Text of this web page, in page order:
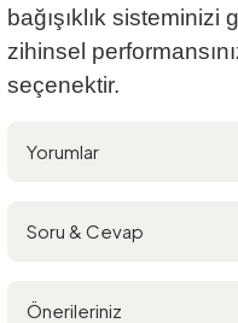
bağışıklık
zihinsel
seçenektir.
Yorumlar
Soru & Cevap
Önerileriniz